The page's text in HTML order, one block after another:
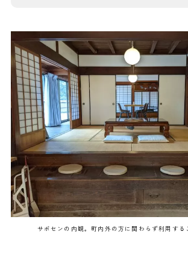
サポセンの内観。町内外の方に関わらず利用する